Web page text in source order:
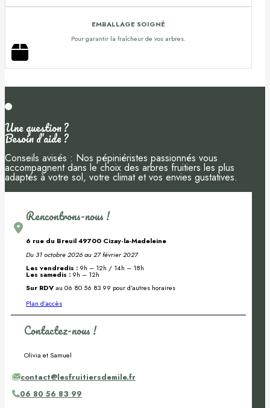
EMBALLAGE SOIGNÉ
Pour garantir la fraîcheur de vos arbres.
Une question ?
Besoin d’aide ?
Conseils avisés : Nos pépiniéristes passionnés vous
accompagnent dans le choix des arbres fruitiers les plus
adaptés à votre sol, votre climat et vos envies gustatives.
Rencontrons-nous !
6 rue du Breuil 49700 Cizay-la-Madeleine
Du 31 octobre 2026 au 27 février 2027
Les vendredis : 9h – 12h / 14h – 18h
Les samedis : 9h – 12h
Sur RDVau 06 80 56 83 99 pour d’autres horaires
Plan d’accès
Contactez-nous !
Olivia et Samuel
contact@lesfruitiersdemile.fr
06 80 56 83 99